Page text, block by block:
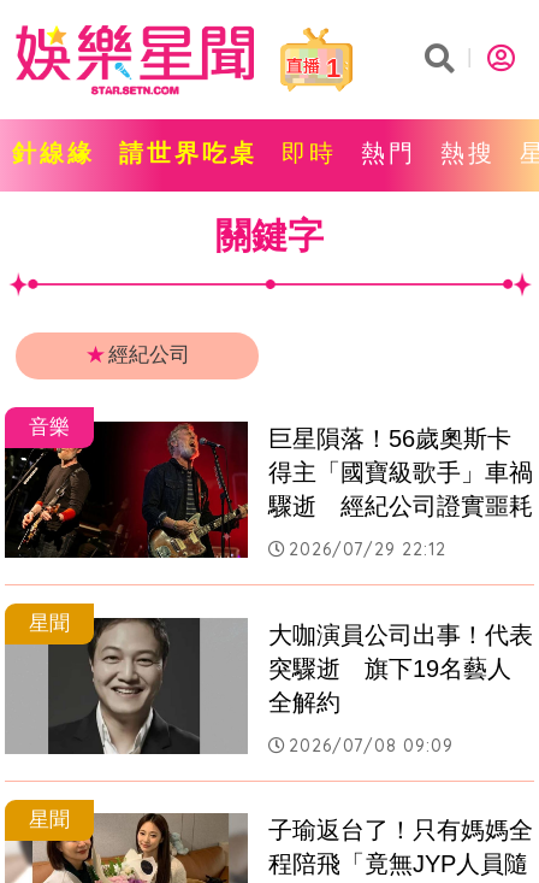
1
針線緣 請世界吃桌 即時 熱門 熱搜
關鍵字
★經紀公司
音樂
巨星隕落！56歲奧斯卡
得主「國寶級歌手」車禍
驟逝　經紀公司證實噩耗
2026/07/29 22:12
星聞
大咖演員公司出事！代表
突驟逝　旗下19名藝人
全解約
2026/07/08 09:09
星聞
子瑜返台了！只有媽媽全
程陪飛「竟無JYP人員隨